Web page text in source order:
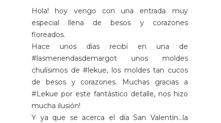
Hola! hoy vengo con una entrada muy
especial llena de besos y corazones
floreados.
Hace unos días recibí en una de
#lasmeriendasdemargot unos moldes
chulísimos de #lekue, los moldes tan cucos
de besos y corazones. Muchas gracias a
#Lekue por este fantástico detalle, nos hizo
mucha ilusión!
Y ya que se acerca el día San Valentín...la